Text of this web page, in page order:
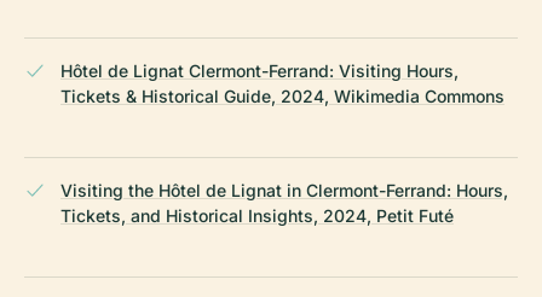
Hôtel de Lignat Clermont-Ferrand: Visiting Hours,
Tickets & Historical Guide, 2024, Wikimedia Commons
Visiting the Hôtel de Lignat in Clermont-Ferrand: Hours,
Tickets, and Historical Insights, 2024, Petit Futé